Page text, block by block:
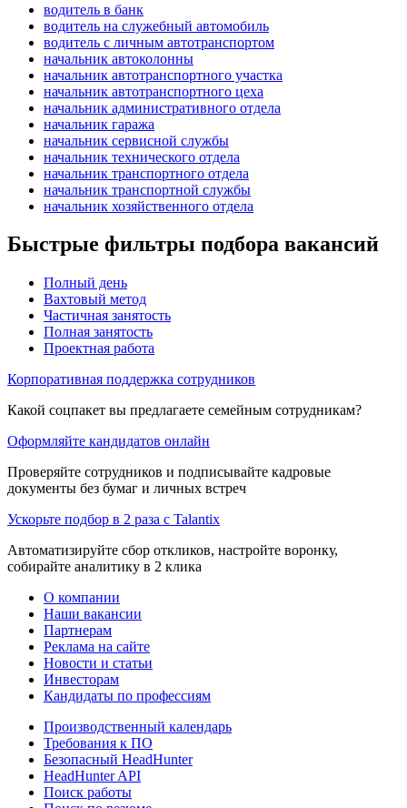
водитель в банк
водитель на служебный автомобиль
водитель с личным автотранспортом
начальник автоколонны
начальник автотранспортного участка
начальник автотранспортного цеха
начальник административного отдела
начальник гаража
начальник сервисной службы
начальник технического отдела
начальник транспортного отдела
начальник транспортной службы
начальник хозяйственного отдела
Быстрые фильтры подбора вакансий
Полный день
Вахтовый метод
Частичная занятость
Полная занятость
Проектная работа
Корпоративная поддержка сотрудников
Какой соцпакет вы предлагаете семейным сотрудникам?
Оформляйте кандидатов онлайн
Проверяйте сотрудников и подписывайте кадровые
документы без бумаг и личных встреч
Ускорьте подбор в 2 раза с Talantix
Автоматизируйте сбор откликов, настройте воронку,
собирайте аналитику в 2 клика
О компании
Наши вакансии
Партнерам
Реклама на сайте
Новости и статьи
Инвесторам
Кандидаты по профессиям
Производственный календарь
Требования к ПО
Безопасный HeadHunter
HeadHunter API
Поиск работы